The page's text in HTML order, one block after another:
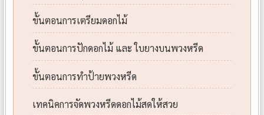
ขั้นตอนการเตรียมดอกไม้
ขั้นตอนการปักดอกไม้ และ ใบยางบนพวงหรีด
ขั้นตอนการทำป้ายพวงหรีด
เทคนิคการจัดพวงหรีดดอกไม้สดให้สวย